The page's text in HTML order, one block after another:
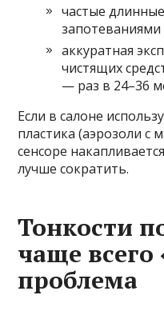
частые
аккуратная
чистящих
— раз в 24–36
Если в салоне
пластика (аэрозоли с
сенсоре
лучше сократить.
Тонкости
чаще всего
проблема